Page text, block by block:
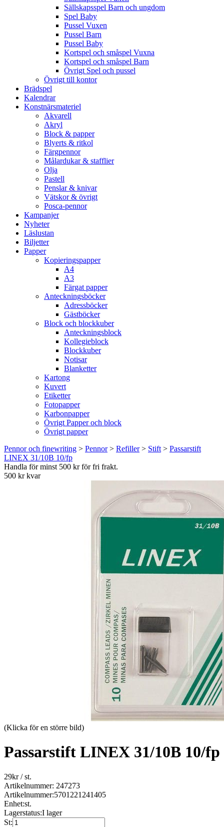
Sällskapsspel Barn och ungdom
Spel Baby
Pussel Vuxen
Pussel Barn
Pussel Baby
Kortspel och småspel Vuxna
Kortspel och småspel Barn
Övrigt Spel och pussel
Övrigt till kontor
Brädspel
Kalendrar
Konstnärsmateriel
Akvarell
Akryl
Block & papper
Blyerts & ritkol
Färgpennor
Målardukar & stafflier
Olja
Pastell
Penslar & knivar
Vätskor & övrigt
Posca-pennor
Kampanjer
Nyheter
Läslustan
Biljetter
Papper
Kopieringspapper
A4
A3
Färgat papper
Anteckningsböcker
Adressböcker
Gästböcker
Block och blockkuber
Anteckningsblock
Kollegieblock
Blockkuber
Notisar
Blanketter
Kartong
Kuvert
Etiketter
Fotopapper
Karbonpapper
Övrigt Papper och block
Övrigt papper
Pennor och finewriting > Pennor> Refiller> Stift > Passarstift
LINEX 31/10B 10/fp
Handla för minst 500 kr för fri frakt.
500 kr kvar
(Klicka för en större bild)
Passarstift LINEX 31/10B 10/fp
29kr/ st.
Artikelnummer: 247273
Artikelnummer:5701221241405
Enhet:st.
Lagerstatus:I lager
St: